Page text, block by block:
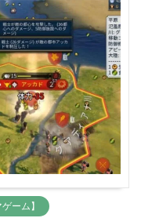
ーム】